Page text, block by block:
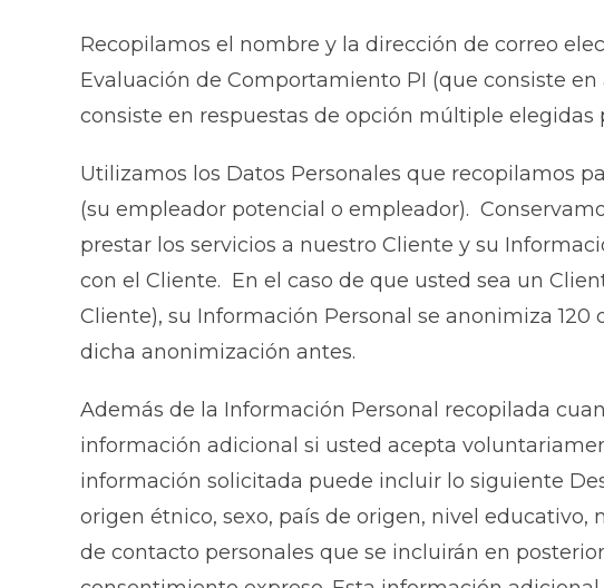
Recopilamos el nombre y la dirección de correo
Evaluación de Comportamiento PI (que consiste
consiste en respuestas de opción múltiple elegidas
Utilizamos los Datos Personales que recopilamos
(su empleador potencial o empleador).
prestar los servicios a nuestro Cliente y su
con el Cliente. En el caso de que usted sea un
Cliente), su Información Personal se anonimiza
dicha anonimización antes.
Además de la Información Personal recopilada
información adicional si usted acepta
información solicitada puede incluir lo siguiente
origen étnico, sexo, país de origen, nivel
de contacto personales que se incluirán en